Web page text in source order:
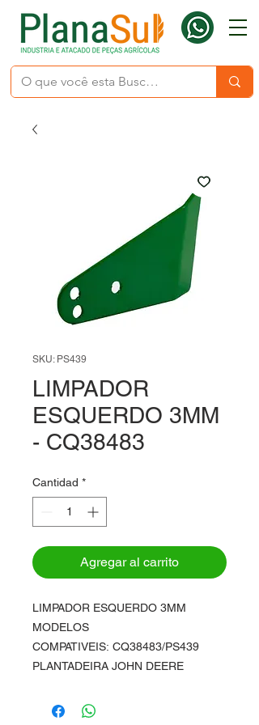
SKU: PS439
LIMPADOR
ESQUERDO 3MM
- CQ38483
Cantidad *
Agregar al carrito
LIMPADOR ESQUERDO 3MM
MODELOS
COMPATIVEIS: CQ38483/PS439
PLANTADEIRA JOHN DEERE